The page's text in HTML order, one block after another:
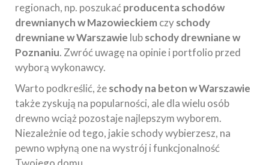
regionach, np. poszukaćproducenta schodów
drewnianych w Mazowieckiemczyschody
drewniane w Warszawie lubschody drewniane w
Poznaniu. Zwróć uwagę na opinie i portfolio przed
wyborą wykonawcy.
Warto podkreślić, żeschody na beton w Warszawie
także zyskują na popularności, ale dla wielu osób
drewno wciąż pozostaje najlepszym wyborem.
Niezależnie od tego, jakie schody wybierzesz, na
pewno wpłyną one na wystrój i funkcjonalność